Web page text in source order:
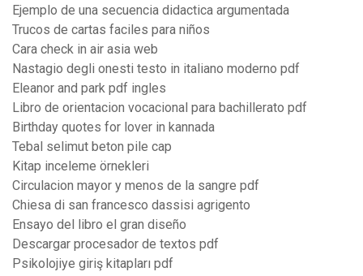
Ejemplo de una secuencia didactica argumentada
Trucos de cartas faciles para niños
Cara check in air asia web
Nastagio degli onesti testo in italiano moderno pdf
Eleanor and park pdf ingles
Libro de orientacion vocacional para bachillerato pdf
Birthday quotes for lover in kannada
Tebal selimut beton pile cap
Kitap inceleme örnekleri
Circulacion mayor y menos de la sangre pdf
Chiesa di san francesco dassisi agrigento
Ensayo del libro el gran diseño
Descargar procesador de textos pdf
Psikolojiye giriş kitapları pdf